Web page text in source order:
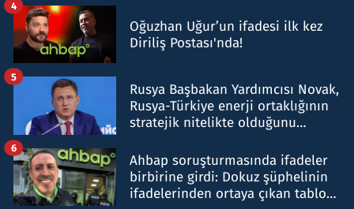
Oğuzhan Uğur’un ifadesi ilk kez
Diriliş Postası'nda!
4
Rusya Başbakan Yardımcısı Novak,
Rusya-Türkiye enerji ortaklığının
stratejik nitelikte olduğunu
5
Ahbap soruşturmasında ifadeler
birbirine girdi: Dokuz şüphelinin
ifadelerinden ortaya çıkan tablo
6